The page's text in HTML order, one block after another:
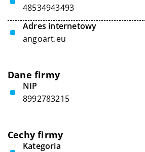
48534943493
Adres internetowy
angoart.eu
Dane firmy
NIP
8992783215
Cechy firmy
Kategoria